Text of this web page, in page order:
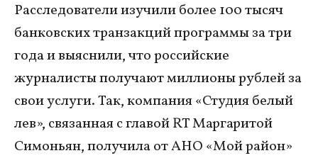
Расследователи изучили более 100 тысяч
банковских транзакций программы за три
года и выяснили, что российские
журналисты получают миллионы рублей за
свои услуги. Так, компания «Студия белый
лев», связанная с главой RT Маргаритой
Симоньян, получила от АНО «Мой район»